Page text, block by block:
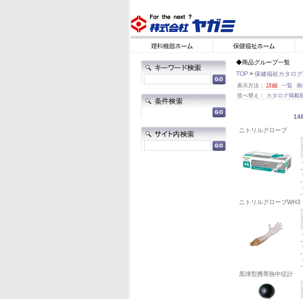
◆商品グループ一覧
TOP > 保健福祉カタロ
表示方法： 詳細 一覧
画
並べ替え：
カタログ掲載
ニトリルグローブ
ニトリルグローブWH3
黒球型携帯熱中症計